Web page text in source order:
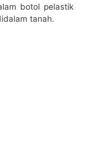
botol pelastik
tanah.